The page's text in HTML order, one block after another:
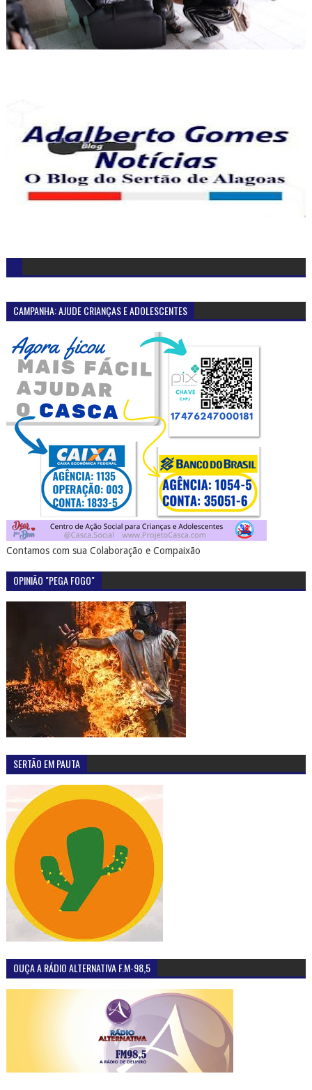
CAMPANHA: AJUDE CRIANÇAS E ADOLESCENTES
Contamos com sua Colaboração e Compaixão
OPINIÃO "PEGA FOGO"
SERTÃO EM PAUTA
OUÇA A RÁDIO ALTERNATIVA F.M-98,5